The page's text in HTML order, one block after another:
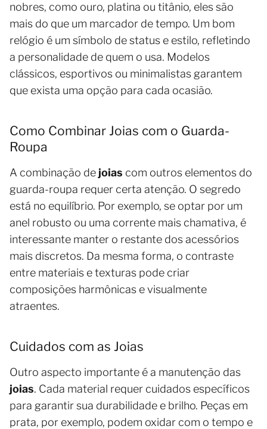
nobres, como ouro, platina ou titânio, eles são
mais do que um marcador de tempo. Um bom
relógio é um símbolo de status e estilo, refletindo
a personalidade de quem o usa. Modelos
clássicos, esportivos ou minimalistas garantem
que exista uma opção para cada ocasião.
Como Combinar Joias com o Guarda-
Roupa
A combinação de joias com outros elementos do
guarda-roupa requer certa atenção. O segredo
está no equilíbrio. Por exemplo, se optar por um
anel robusto ou uma corrente mais chamativa, é
interessante manter o restante dos acessórios
mais discretos. Da mesma forma, o contraste
entre materiais e texturas pode criar
composições harmônicas e visualmente
atraentes.
Cuidados com as Joias
Outro aspecto importante é a manutenção das
joias. Cada material requer cuidados específicos
para garantir sua durabilidade e brilho. Peças em
prata, por exemplo, podem oxidar com o tempo e